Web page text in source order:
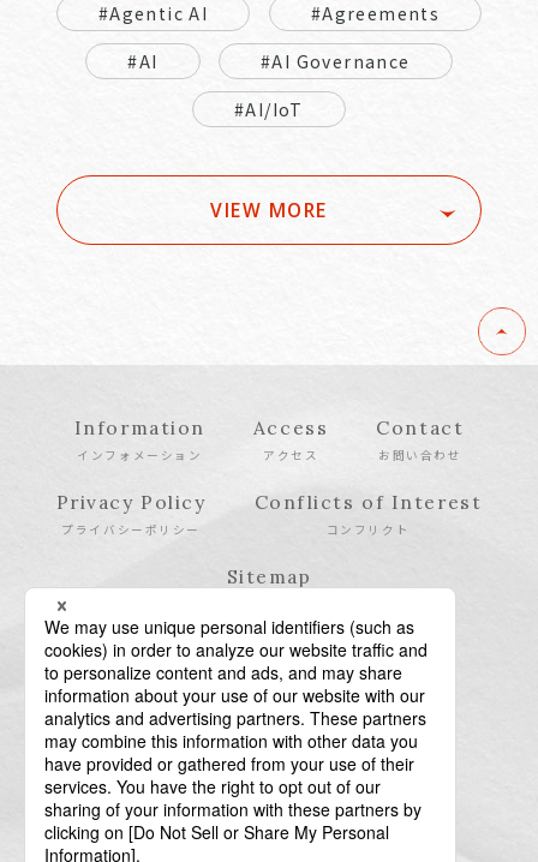
#Agentic AI
#Agreements
#AI
#AI Governance
#AI/IoT
VIEW MORE
Information
インフォメーション
Access
アクセス
Contact
お問い合わせ
Privacy Policy
プライバシーポリシー
Conflicts of Interest
コンフリクト
Sitemap